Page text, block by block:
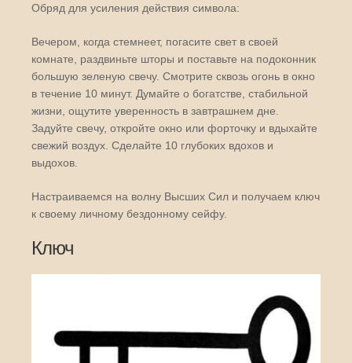
Обряд для усиления действия символа:
Вечером, когда стемнеет, погасите свет в своей
комнате, раздвиньте шторы и поставьте на подоконник
большую зеленую свечу. Смотрите сквозь огонь в окно
в течение 10 минут. Думайте о богатстве, стабильной
жизни, ощутите уверенность в завтрашнем дне.
Задуйте свечу, откройте окно или форточку и вдыхайте
свежий воздух. Сделайте 10 глубоких вдохов и
выдохов.
Настраиваемся на волну Высших Сил и получаем ключ
к своему личному бездонному сейфу.
Ключ